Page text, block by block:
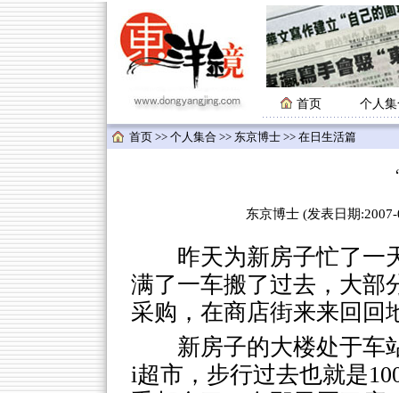
首页 个人
首页 >> 个人集合 >> 东京博士 >> 在日生活篇
东京博士 (发表日期
昨天为新房子忙了一
满了一车搬了过去，大部
采购，在商店街来来回回
新房子的大楼处于车
i超市，步行过去也就是